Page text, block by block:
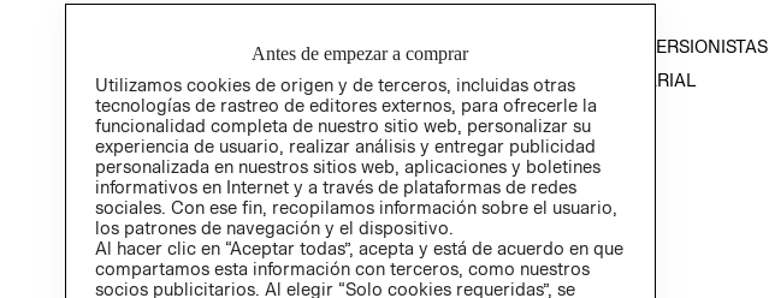
RELACIÓN CON INVERSIONISTAS
POLÍTICA EMPRESARIAL
Antes de empezar a comprar
Utilizamos cookies de origen y de terceros, incluidas otras
tecnologías de rastreo de editores externos, para ofrecerle la
funcionalidad completa de nuestro sitio web, personalizar su
experiencia de usuario, realizar análisis y entregar publicidad
personalizada en nuestros sitios web, aplicaciones y boletines
informativos en Internet y a través de plataformas de redes
sociales. Con ese fin, recopilamos información sobre el usuario,
los patrones de navegación y el dispositivo.
Al hacer clic en “Aceptar todas”, acepta y está de acuerdo en que
compartamos esta información con terceros, como nuestros
socios publicitarios. Al elegir “Solo cookies requeridas”, se